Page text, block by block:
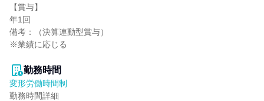
【賞与】
年1回
備考：（決算連動型賞与）
※業績に応じる
勤務時間
変形労働時間制
勤務時間詳細